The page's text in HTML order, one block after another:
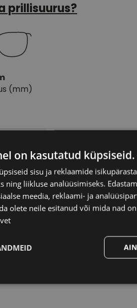
prillisuurus?
(mm)
54-18
M
on kasutatud küpsiseid.
sisu ja reklaamide
ning liikluse analüüsimiseks.
meedia, reklaami- ja
olete neile esitanud või mida nad